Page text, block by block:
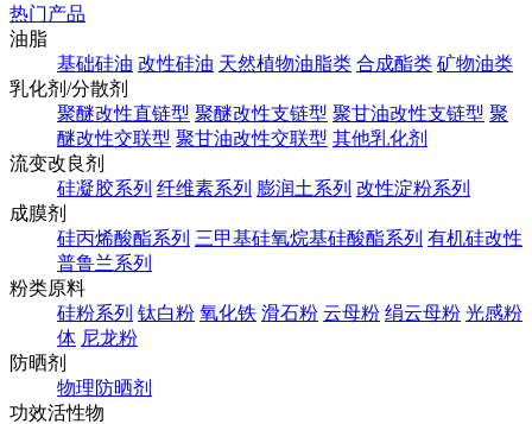
热门产品
油脂
基础硅油 改性硅油 天然植物油脂类 合成酯类 矿物油类
乳化剂/分散剂
聚醚改性直链型 聚醚改性支链型 聚甘油改性支链型 聚
醚改性交联型 聚甘油改性交联型 其他乳化剂
流变改良剂
硅凝胶系列 纤维素系列 膨润土系列 改性淀粉系列
成膜剂
硅丙烯酸酯系列 三甲基硅氧烷基硅酸酯系列 有机硅改性
普鲁兰系列
粉类原料
硅粉系列 钛白粉 氧化铁 滑石粉 云母粉 绢云母粉 光感粉
体 尼龙粉
防晒剂
物理防晒剂
功效活性物